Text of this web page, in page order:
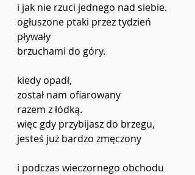
i jak nie rzuci jednego nad siebie.
ogłuszone ptaki przez tydzień
pływały
brzuchami do góry.
kiedy opadł,
został nam ofiarowany
razem z łódką.
więc gdy przybijasz do brzegu,
jesteś już bardzo zmęczony
i podczas wieczornego obchodu